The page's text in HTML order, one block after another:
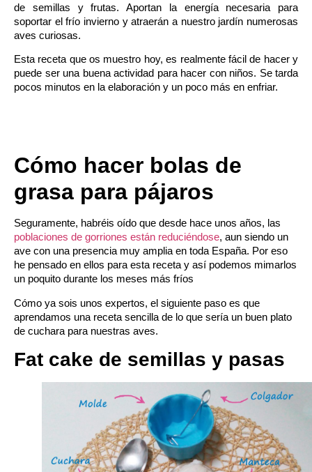
de semillas y frutas. Aportan la energía necesaria para
soportar el frío invierno y atraerán a nuestro jardín numerosas
aves curiosas.
Esta receta que os muestro hoy, es realmente fácil de hacer y
puede ser una buena actividad para hacer con niños. Se tarda
pocos minutos en la elaboración y un poco más en enfriar.
Cómo hacer bolas de
grasa para pájaros
Seguramente, habréis oído que desde hace unos años, las
poblaciones de gorriones están reduciéndose, aun siendo un
ave con una presencia muy amplia en toda España. Por eso
he pensado en ellos para esta receta y así podemos mimarlos
un poquito durante los meses más fríos
Cómo ya sois unos expertos, el siguiente paso es que
aprendamos una receta sencilla de lo que sería un buen plato
de cuchara para nuestras aves.
Fat cake de semillas y pasas